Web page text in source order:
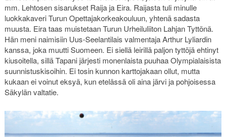
mm. Lehtosen sisarukset Raija ja Eira. Raijasta tuli minulle
luokkakaveri Turun Opettajakorkeakouluun, yhtenä sadasta
muusta. Eira taas muistetaan Turun Urheiluliiton Lahjan Tyttönä.
Hän meni naimisiin Uus-Seelantilais valmentaja Arthur Lyliardin
kanssa, joka muutti Suomeen. Ei siellä leirillä paljon tyttöjä ehtinyt
kiusoitella, sillä Tapani järjesti monenlaista puuhaa Olympialaisista
suunnistuskisoihin. Ei tosin kunnon karttojakaan ollut, mutta
kukaan ei voinut eksyä, kun etelässä oli aina järvi ja pohjoisessa
Säkylän valtatie.